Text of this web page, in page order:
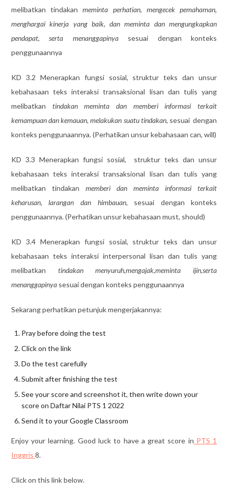
melibatkan tindakanmeminta perhatian, mengecek pemahaman,
menghargai kinerja yang baik, dan meminta dan mengungkapkan
pendapat, serta menanggapinyasesuai dengan konteks
penggunaannya
KD 3.2 Menerapkan fungsi sosial, struktur teks dan unsur
kebahasaan teks interaksi transaksional lisan dan tulis yang
melibatkan tindakan meminta dan memberi informasi terkait
kemampuan dan kemauan, melakukan suatu tindakan, sesuai dengan
konteks penggunaannya. (Perhatikan unsur kebahasaan can, will)
KD 3.3 Menerapkan fungsi sosial, struktur teks dan unsur
kebahasaan teks interaksi transaksional lisan dan tulis yang
melibatkan tindakan memberi dan meminta informasi terkait
keharusan, larangan dan himbauan, sesuai dengan konteks
penggunaannya. (Perhatikan unsur kebahasaan must, should)
KD 3.4 Menerapkan fungsi sosial, struktur teks dan unsur
kebahasaan teks interaksi interpersonal lisan dan tulis yang
melibatkan tindakan menyuruh,mengajak,meminta ijin,serta
menanggapinyasesuai dengan konteks penggunaannya
Sekarang perhatikan petunjuk mengerjakannya:
Pray before doing the test
Click on the link
Do the test carefully
Submit after finishing the test
See your score and screenshot it, then write down your
score on Daftar Nilai PTS 1 2022
Send it to your Google Classroom
Enjoy your learning. Good luck to have a great score in PTS 1
Inggris 8.
Click on this link below.